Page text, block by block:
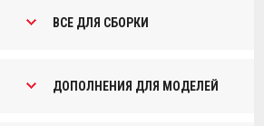
ВСЕ ДЛЯ СБОРКИ
ДОПОЛНЕНИЯ ДЛЯ МОДЕЛЕЙ